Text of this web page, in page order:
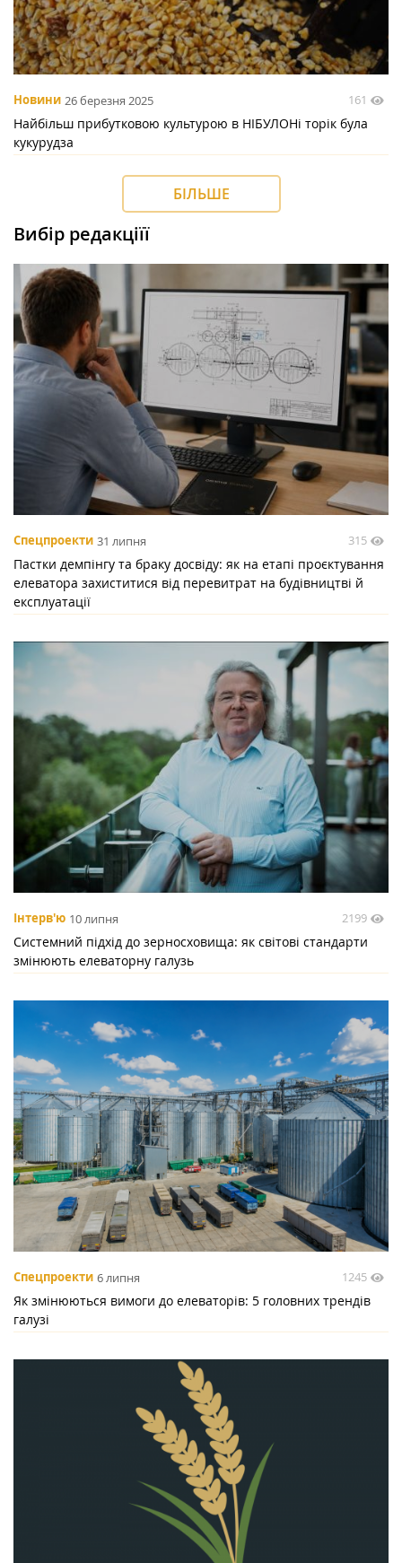
Новини 26 березня 2025 161
Найбільш прибутковою культурою в НІБУЛОНі торік була
кукурудза
БІЛЬШЕ
Вибір редакціїї
Спецпроекти 31 липня 315
Пастки демпінгу та браку досвіду: як на етапі проєктування
елеватора захиститися від перевитрат на будівництві й
експлуатації
Інтерв'ю 10 липня 2199
Системний підхід до зерносховища: як світові стандарти
змінюють елеваторну галузь
Спецпроекти 6 липня 1245
Як змінюються вимоги до елеваторів: 5 головних трендів
галузі